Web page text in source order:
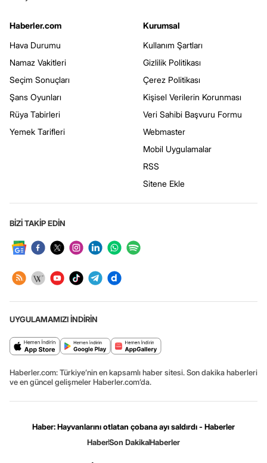
Haberler.com
Hava Durumu
Namaz Vakitleri
Seçim Sonuçları
Şans Oyunları
Rüya Tabirleri
Yemek Tarifleri
Kurumsal
Kullanım Şartları
Gizlilik Politikası
Çerez Politikası
Kişisel Verilerin Korunması
Veri Sahibi Başvuru Formu
Webmaster
Mobil Uygulamalar
RSS
Sitene Ekle
BİZİ TAKİP EDİN
UYGULAMAMIZI İNDİRİN
Haberler.com: Türkiye’nin en kapsamlı haber sitesi. Son dakika haberleri
ve en güncel gelişmeler Haberler.com’da.
Haber: Hayvanlarını otlatan çobana ayı saldırdı - Haberler
HaberSon DakikaHaberler